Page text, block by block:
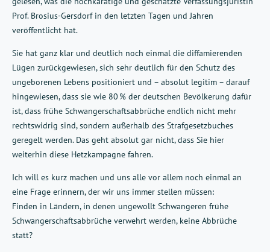
Prof. Brosius-Gersdorf in den letzten Tagen und Jahren
veröffentlicht hat.
Sie hat ganz klar und deutlich noch einmal die diffamierenden
Lügen zurückgewiesen, sich sehr deutlich für den Schutz des
ungeborenen Lebens positioniert und – absolut legitim – darauf
hingewiesen, dass sie wie 80 % der deutschen Bevölkerung dafür
ist, dass frühe Schwangerschaftsabbrüche endlich nicht mehr
rechtswidrig sind, sondern außerhalb des Strafgesetzbuches
geregelt werden. Das geht absolut gar nicht, dass Sie hier
weiterhin diese Hetzkampagne fahren.
Ich will es kurz machen und uns alle vor allem noch einmal an
eine Frage erinnern, der wir uns immer stellen müssen:
Finden in Ländern, in denen ungewollt Schwangeren frühe
Schwangerschaftsabbrüche verwehrt werden, keine Abbrüche
statt?